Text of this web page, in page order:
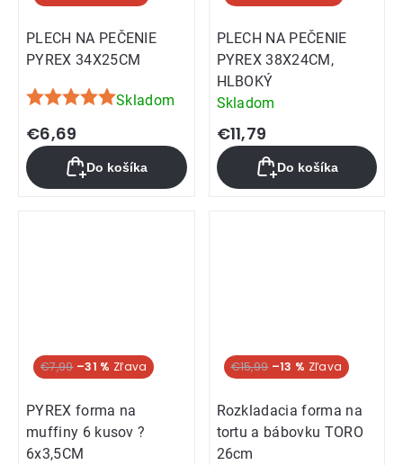
PLECH NA PEČENIE
PYREX 34X25CM
Priemerné
hodnotenie
produktu
je
5,0
Skladom
€6,69
Do košíka
PLECH NA PEČENIE
PYREX 38X24CM,
HLBOKÝ
Skladom
€11,79
Do košíka
Hit týždňa
€7,99 –31 %
PYREX forma na
muffiny 6 kusov ?
6x3,5CM
€15,99 –13 %
Rozkladacia forma na
tortu a bábovku TORO
26cm